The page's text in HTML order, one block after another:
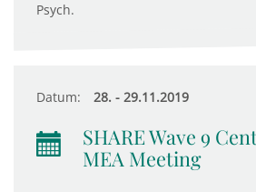
Psych.
Datum: 28. - 29.11.2019
SHARE Wave 9
MEA Meeting